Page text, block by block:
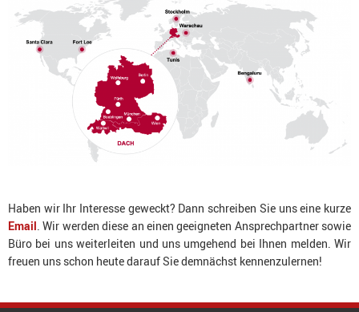
Haben wir Ihr Interesse geweckt? Dann schreiben Sie uns eine kurze
Email. Wir werden diese an einen geeigneten Ansprechpartner sowie
Büro bei uns weiterleiten und uns umgehend bei Ihnen melden. Wir
freuen uns schon heute darauf Sie demnächst kennenzulernen!